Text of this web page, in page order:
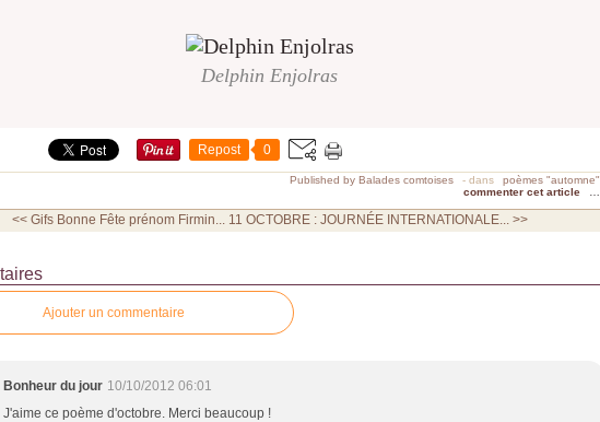
Delphin Enjolras
Repost 0
Published by Balades comtoises - dans
poèmes "automne"
commenter cet article
<< Gifs Bonne Fête prénom Firmin... 11 OCTOBRE : JOURNÉE INTERNATIONALE... >>
Ajouter un commentaire
Bonheur du jour 10/10/2012 06:01
J'aime ce poème d'octobre. Merci beaucoup !